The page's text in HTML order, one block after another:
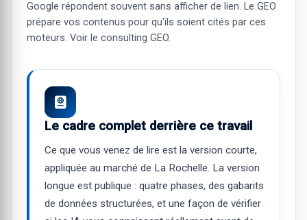
Google répondent souvent sans afficher de lien. Le GEO
prépare vos contenus pour qu'ils soient cités par ces
moteurs. Voir le consulting GEO.
Le cadre complet derrière ce travail
Ce que vous venez de lire est la version courte,
appliquée au marché de La Rochelle. La version
longue est publique : quatre phases, des gabarits
de données structurées, et une façon de vérifier